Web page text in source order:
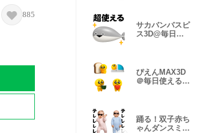
885
サカバンバスピ
ス3D@毎日使
ぴえんMAX3D
＠毎日使える/
踊る！双子赤ち
ゃんダンスミー